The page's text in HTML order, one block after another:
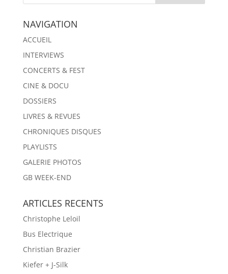
NAVIGATION
ACCUEIL
INTERVIEWS
CONCERTS & FEST
CINE & DOCU
DOSSIERS
LIVRES & REVUES
CHRONIQUES DISQUES
PLAYLISTS
GALERIE PHOTOS
GB WEEK-END
ARTICLES RECENTS
Christophe Leloil
Bus Electrique
Christian Brazier
Kiefer + J-Silk